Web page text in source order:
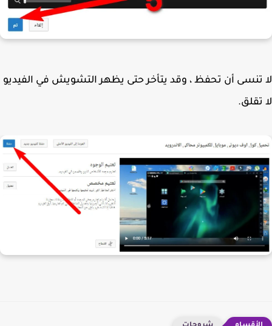
تنسى أن تحفظ ، وقد يتأخر حتى يظهر التشويش في الفيديو